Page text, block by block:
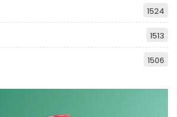
1524
1513
1506